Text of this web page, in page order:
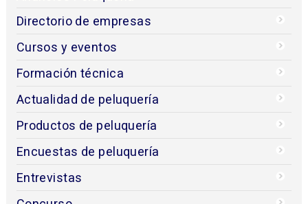
Directorio de empresas
Cursos y eventos
Formación técnica
Actualidad de peluquería
Productos de peluquería
Encuestas de peluquería
Entrevistas